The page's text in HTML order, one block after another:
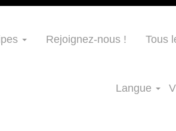
Rejoignez-nous ! Tous
Langue